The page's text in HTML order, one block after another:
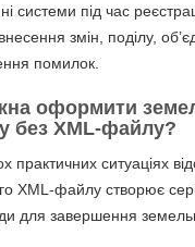
системи під час
змін, поділу,
помилок.
оформити
без XML-файлу?
практичних ситуаціях
XML-файлу створює
для завершення